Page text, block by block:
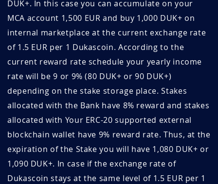
0jQ0iivV Juin 19, 2026 Septembre 19, 2026
400D11mK Juin 19, 2026 Septembre 19, 2026
Juin 17, 2027
IbJcnW5n Juin 13, 2026 Juin 13, 2027
ut6DyhoL Juin 13, 2026 Juin 13, 2027
pzbSSvs6 Juin 10, 2026 Septembre 10, 2026
ljGpDhCP Juin 08, 2026 Septembre 08, 2026
Septembre 06, 2026
DUK+. In this case you can accumulate on your
MCA account 1,500 EUR and buy 1,000 DUK+ on
internal marketplace at the current exchange rate
of 1.5 EUR per 1 Dukascoin. According to the
current reward rate schedule your yearly income
rate will be 9 or 9% (80 DUK+ or 90 DUK+)
depending on the stake storage place. Stakes
allocated with the Bank have 8% reward and stakes
allocated with Your ERC-20 supported external
blockchain wallet have 9% reward rate. Thus, at the
expiration of the Stake you will have 1,080 DUK+ or
1,090 DUK+. In case if the exchange rate of
Dukascoin stays at the same level of 1.5 EUR per 1